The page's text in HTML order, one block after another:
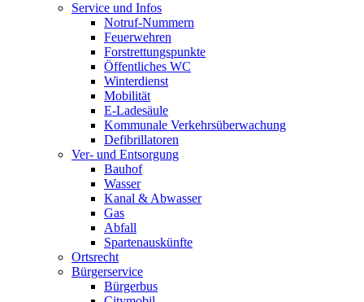
Service und Infos
Notruf-Nummern
Feuerwehren
Forstrettungspunkte
Öffentliches WC
Winterdienst
Mobilität
E-Ladesäule
Kommunale Verkehrsüberwachung
Defibrillatoren
Ver- und Entsorgung
Bauhof
Wasser
Kanal & Abwasser
Gas
Abfall
Spartenauskünfte
Ortsrecht
Bürgerservice
Bürgerbus